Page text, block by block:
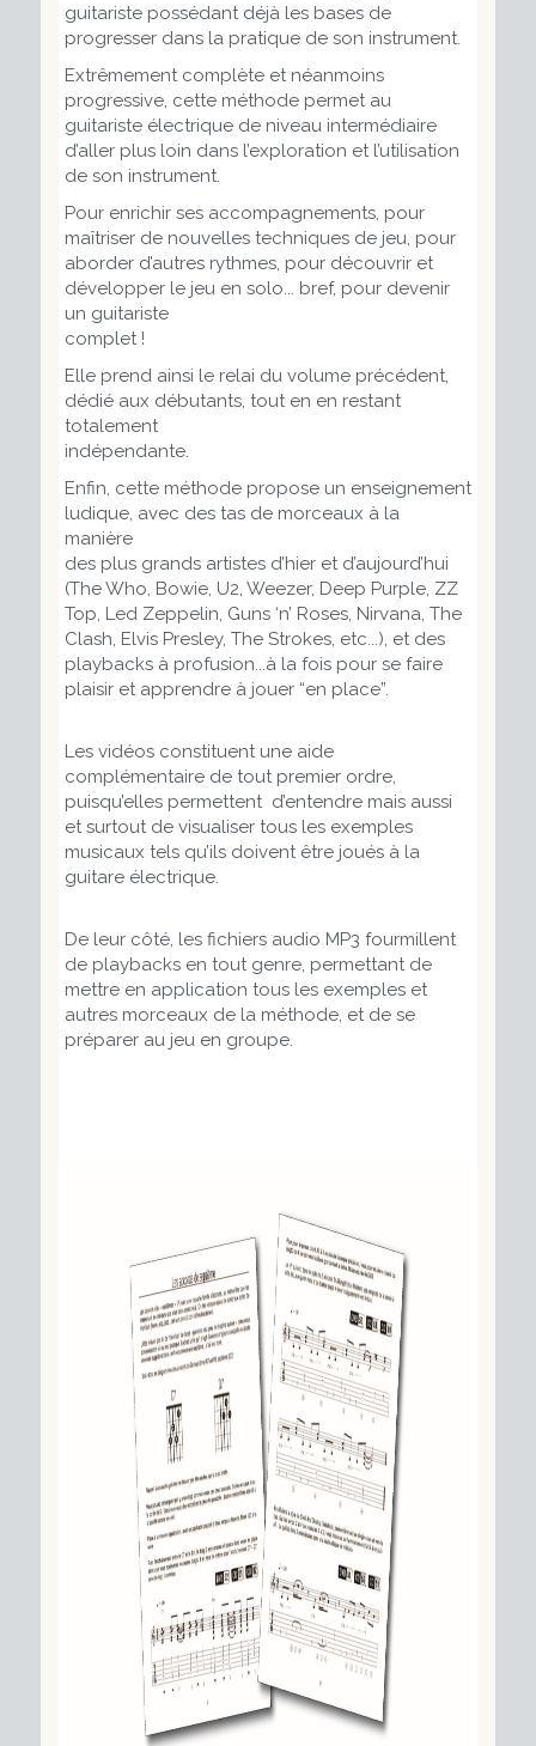
guitariste possédant déjà les bases de
progresser dans la pratique de son instrument.
Extrêmement complète et néanmoins
progressive, cette méthode permet au
guitariste électrique de niveau intermédiaire
d’aller plus loin dans l’exploration et l’utilisation
de son instrument.
Pour enrichir ses accompagnements, pour
maîtriser de nouvelles techniques de jeu, pour
aborder d’autres rythmes, pour découvrir et
développer le jeu en solo... bref, pour devenir
un guitariste
complet !
Elle prend ainsi le relai du volume précédent,
dédié aux débutants, tout en en restant
totalement
indépendante.
Enfin, cette méthode propose un enseignement
ludique, avec des tas de morceaux à la
manière
des plus grands artistes d’hier et d’aujourd’hui
(The Who, Bowie, U2, Weezer, Deep Purple, ZZ
Top, Led Zeppelin, Guns ‘n’ Roses, Nirvana, The
Clash, Elvis Presley, The Strokes, etc...), et des
playbacks à profusion...à la fois pour se faire
plaisir et apprendre à jouer “en place”.
Les vidéos constituent une aide
complémentaire de tout premier ordre,
puisqu’elles permettent d’entendre mais aussi
et surtout de visualiser tous les exemples
musicaux tels qu’ils doivent être joués à la
guitare électrique.
De leur côté, les fichiers audio MP3 fourmillent
de playbacks en tout genre, permettant de
mettre en application tous les exemples et
autres morceaux de la méthode, et de se
préparer au jeu en groupe.